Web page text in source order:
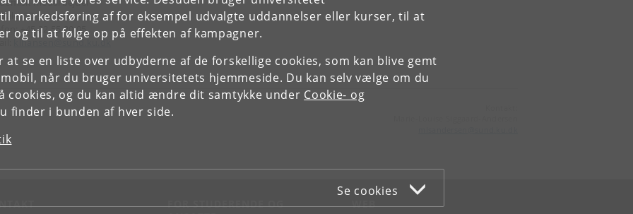
markedsføring af for eksempel udvalgte uddannelser eller kurser, til at
og til at følge op på effekten af kampagner.
at se en liste over udbyderne af de forskellige cookies, som kan blive gemt
når du bruger universitetets hjemmeside. Du kan selv vælge om du
cookies, og du kan altid ændre dit samtykke under Cookie- og
finder i bunden af hver side.
Se cookies
3D scanning
+4522 55 20 05
klhansen@sund.ku.dk
FOR STUDERENDE OG
WEB